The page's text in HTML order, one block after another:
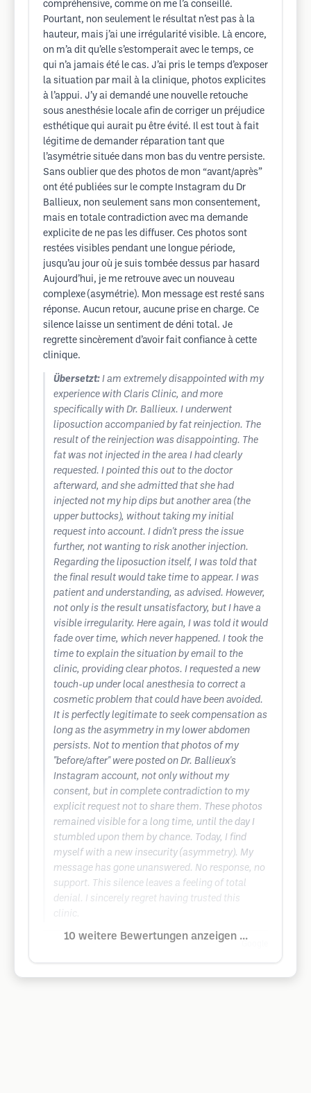
compréhensive, comme on me l’a conseillé.
Pourtant, non seulement le résultat n’est pas à la
hauteur, mais j’ai une irrégularité visible. Là encore,
on m’a dit qu’elle s’estomperait avec le temps, ce
qui n’a jamais été le cas. J’ai pris le temps d’exposer
la situation par mail à la clinique, photos explicites
à l’appui. J’y ai demandé une nouvelle retouche
sous anesthésie locale afin de corriger un préjudice
esthétique qui aurait pu être évité. Il est tout à fait
légitime de demander réparation tant que
l’asymétrie située dans mon bas du ventre persiste.
Sans oublier que des photos de mon “avant/après”
ont été publiées sur le compte Instagram du Dr
Ballieux, non seulement sans mon consentement,
mais en totale contradiction avec ma demande
explicite de ne pas les diffuser. Ces photos sont
restées visibles pendant une longue période,
jusqu’au jour où je suis tombée dessus par hasard
Aujourd’hui, je me retrouve avec un nouveau
complexe (asymétrie). Mon message est resté sans
réponse. Aucun retour, aucune prise en charge. Ce
silence laisse un sentiment de déni total. Je
regrette sincèrement d’avoir fait confiance à cette
clinique.
Übersetzt: I am extremely disappointed with my
experience with Claris Clinic, and more
specifically with Dr. Ballieux. I underwent
liposuction accompanied by fat reinjection. The
result of the reinjection was disappointing. The
fat was not injected in the area I had clearly
requested. I pointed this out to the doctor
afterward, and she admitted that she had
injected not my hip dips but another area (the
upper buttocks), without taking my initial
request into account. I didn't press the issue
further, not wanting to risk another injection.
Regarding the liposuction itself, I was told that
the final result would take time to appear. I was
patient and understanding, as advised. However,
not only is the result unsatisfactory, but I have a
visible irregularity. Here again, I was told it would
fade over time, which never happened. I took the
time to explain the situation by email to the
clinic, providing clear photos. I requested a new
touch-up under local anesthesia to correct a
cosmetic problem that could have been avoided.
It is perfectly legitimate to seek compensation as
long as the asymmetry in my lower abdomen
persists. Not to mention that photos of my
"before/after" were posted on Dr. Ballieux's
Instagram account, not only without my
consent, but in complete contradiction to my
explicit request not to share them. These photos
remained visible for a long time, until the day I
stumbled upon them by chance. Today, I find
myself with a new insecurity (asymmetry). My
message has gone unanswered. No response, no
support. This silence leaves a feeling of total
denial. I sincerely regret having trusted this
clinic.
10 weitere Bewertungen anzeigen ...